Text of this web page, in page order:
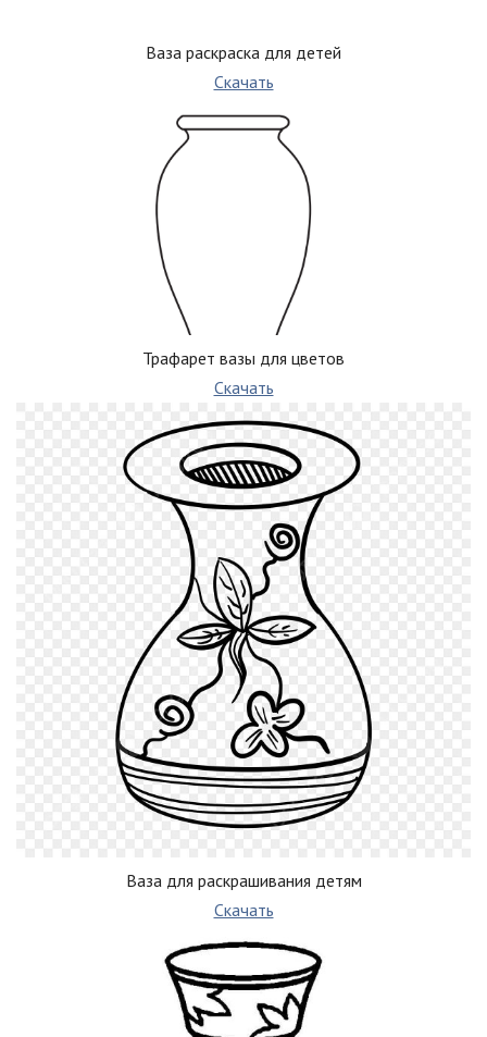
Ваза раскраска для детей
Скачать
Трафарет вазы для цветов
Скачать
Ваза для раскрашивания детям
Скачать